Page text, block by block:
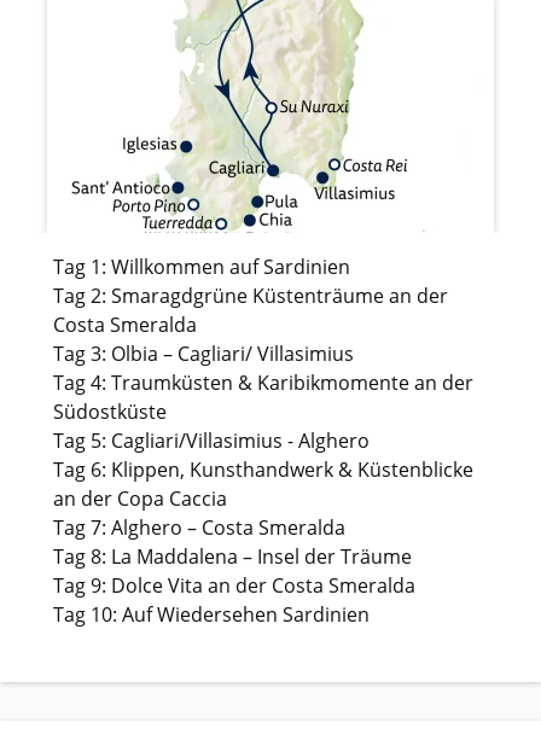
Tag 1: Willkommen auf Sardinien
Tag 2: Smaragdgrüne Küstenträume an der
Costa Smeralda
Tag 3: Olbia – Cagliari/ Villasimius
Tag 4: Traumküsten & Karibikmomente an der
Südostküste
Tag 5: Cagliari/Villasimius - Alghero
Tag 6: Klippen, Kunsthandwerk & Küstenblicke
an der Copa Caccia
Tag 7: Alghero – Costa Smeralda
Tag 8: La Maddalena – Insel der Träume
Tag 9: Dolce Vita an der Costa Smeralda
Tag 10: Auf Wiedersehen Sardinien